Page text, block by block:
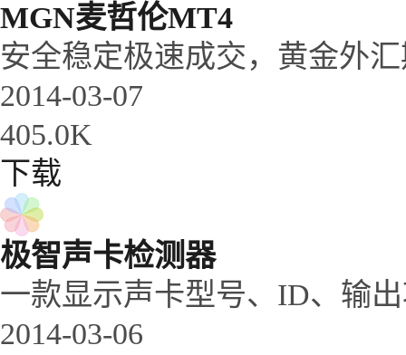
MGN麦哲伦MT4
安全稳定极速成交，黄金外
2014-03-07
405.0K
下载
极智声卡检测器
一款显示声卡型号、ID、输
2014-03-06